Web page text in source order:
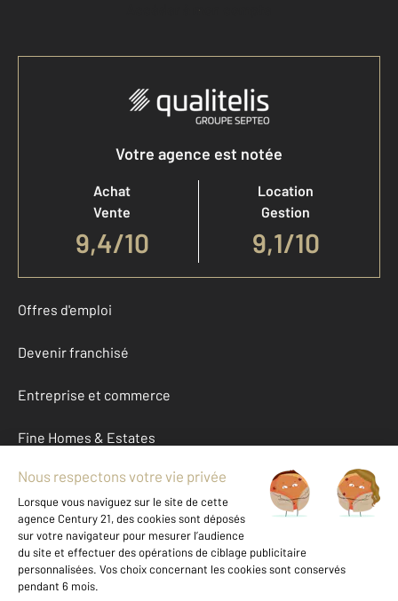
Accéder à mon compte
Votre agence est notée
Achat
Vente
9,4/10
Location
Gestion
9,1/10
Offres d'emploi
Devenir franchisé
Entreprise et commerce
Fine Homes & Estates
À propos
International
Nous contacter